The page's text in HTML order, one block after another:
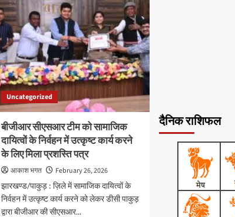
Uncategorized
बीजीआर सीएसआर टीम को सामाजिक
दायित्वों के निर्वहन में उत्कृष्ट कार्य करने
के लिए मिला प्रशस्ति पत्र
आकाश भगत
February 26, 2026
झारखण्ड/पाकुड़ : ज़िले में सामाजिक दायित्वों के
निर्वहन में उत्कृष्ट कार्य करने को लेकर डीसी पाकुड़
द्वारा बीजीआर की सीएसआर...
दैनिक राशिफल